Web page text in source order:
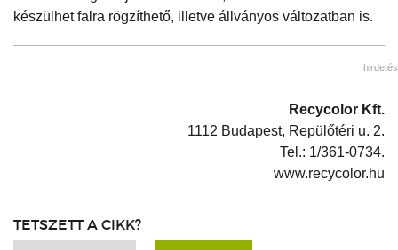
készülhet falra rögzíthető, illetve állványos változatban is.
hirdetés
Recycolor Kft.
1112 Budapest, Repülőtéri u. 2.
Tel.: 1/361-0734.
www.recycolor.hu
TETSZETT A CIKK?